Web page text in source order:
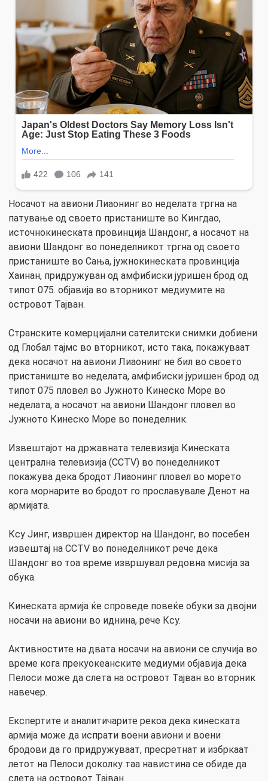
Носачот на авиони Лиаонинг во неделата тргна на
патување од своето пристаниште во Кингдао,
источнокинеската провинција Шандонг, а носачот на
авиони Шандонг во понеделникот тргна од своето
пристаниште во Сања, јужнокинеската провинција
Хаинан, придружуван од амфибиски јуришен брод од
типот 075. објавија во вторникот медиумите на
островот Тајван.
Странските комерцијални сателитски снимки добиени
од Глобал тајмс во вторникот, исто така, покажуваат
дека носачот на авиони Лиаонинг не бил во своето
пристаниште во неделата, амфибиски јуришен брод од
типот 075 пловел во Јужното Кинеско Море во
неделата, а носачот на авиони Шандонг пловел во
Јужното Кинеско Море во понеделник.
Извештајот на државната телевизија Кинеската
централна телевизија (CCTV) во понеделникот
покажува дека бродот Лиаонинг пловел во морето
кога морнарите во бродот го прославувале Денот на
армијата.
Ксу Јинг, извршен директор на Шандонг, во посебен
извештај на CCTV во понеделникот рече дека
Шандонг во тоа време извршувал редовна мисија за
обука.
Кинеската армија ќе спроведе повеќе обуки за двојни
носачи на авиони во иднина, рече Ксу.
Активностите на двата носачи на авиони се случија во
време кога прекуокеанските медиуми објавија дека
Пелоси може да слета на островот Тајван во вторник
навечер.
Експертите и аналитичарите рекоа дека кинеската
армија може да испрати воени авиони и воени
бродови да го придружуваат, пресретнат и избркаат
летот на Пелоси доколку таа навистина се обиде да
слета на островот Тајван.